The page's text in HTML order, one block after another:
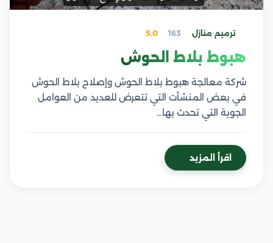
ترميم منازل 163
5.0
هبوط بلاط الحوش
شركة معالجة هبوط بلاط الحوش وإصلاح بلاط الحوش
في بعض المنشأت التي تتعرض للعديد من العوامل
الجوية التي تحدث بها…
اقرأ المزيد